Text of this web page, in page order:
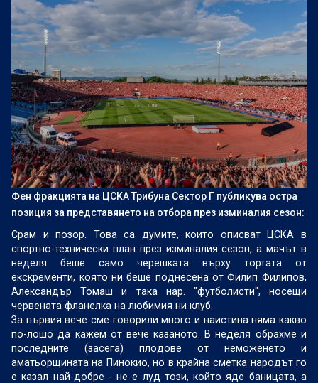
Фен фракцията на ЦСКА Трибуна Сектор Г публикува остра
позиция за представянето на отбора през изминалия сезон:
Срам и позор. Това са думите, които описват ЦСКА в
спортно-технически план през изминалия сезон, а мачът в
неделя беше само черешката върху тортата от
екскременти, която ни беше поднесена от Филип Филипов,
Александър Томаш и така нар. "футболисти", носещи
червената фланелка на любимия ни клуб.
За първия вече сме говорили много и наистина няма какво
по-лошо да кажем от вече казаното. В неделя обрахме и
последните (засега) плодове от неможенето и
аматьорщината на Пинокио, но в крайна сметка народът го
е казал най-добре - не е луд този, който яде баницата, а